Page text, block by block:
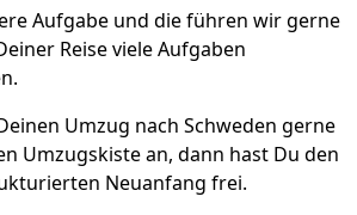
Aufgabe und die führen wir gerne
Reise viele Aufgaben
Umzug nach Schweden gerne
Umzugskiste an, dann hast Du den
Neuanfang frei.